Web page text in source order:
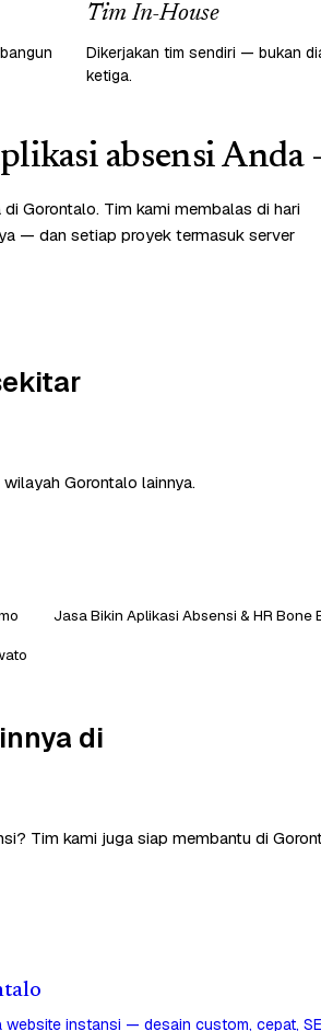
Tim In-House
Dikerjakan tim sendiri — bukan
ketiga.
absensi Anda
Gorontalo. Tim kami membalas di hari
— dan setiap proyek termasuk server
Gorontalo lainnya.
Jasa Bikin Aplikasi Absensi & HR Bone
di
Tim kami juga siap membantu di
instansi — desain custom, cepat,